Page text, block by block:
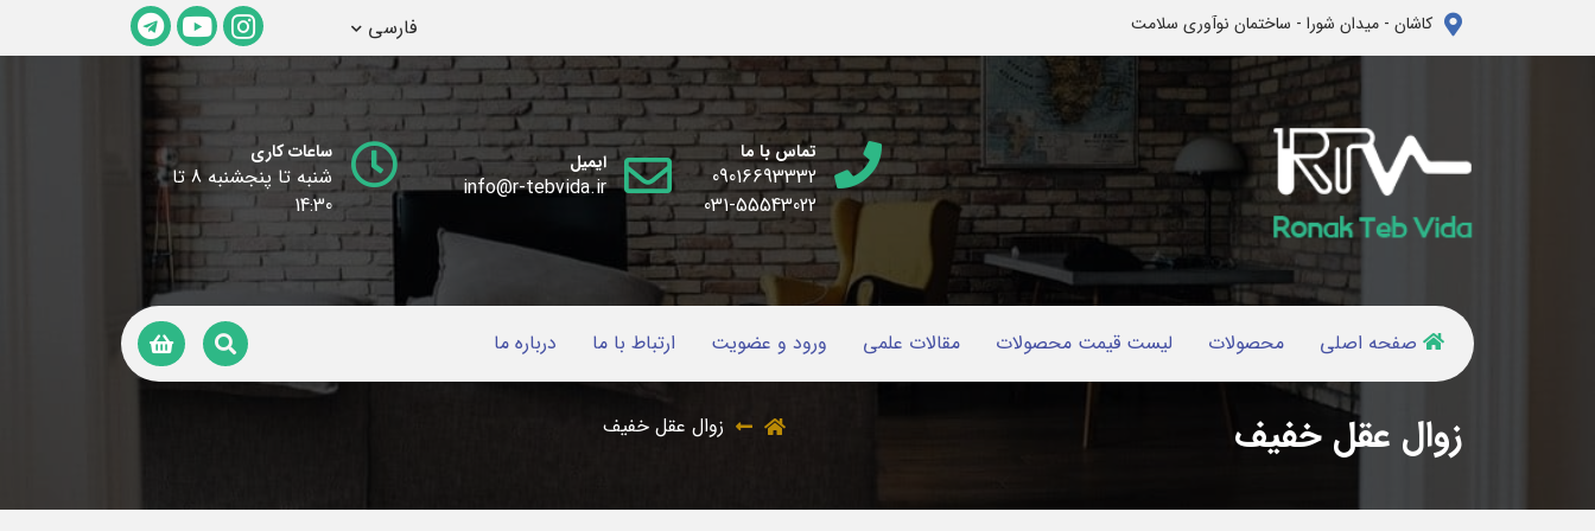
کاشان - میدان شورا - ساختمان نوآوری سلامت فارسی
تماس با ما
09016693332
031-55543022
ایمیل
info@r-tebvida.ir
ساعات کاری
شنبه تا پنجشنبه 8 تا
14:30
صفحه اصلی محصولات لیست قیمت محصولات مقالات علمی ورود و عضویت ارتباط با ما درباره ما
زوال عقل خفیف زوال عقل خفیف